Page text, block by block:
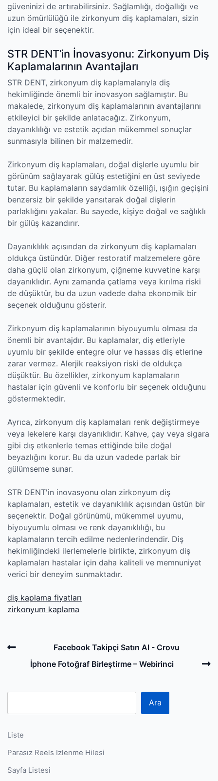
güveninizi de artırabilirsiniz. Sağlamlığı, doğallığı ve
uzun ömürlülüğü ile zirkonyum diş kaplamaları, sizin
için ideal bir seçenektir.
STR DENT’in İnovasyonu: Zirkonyum Diş
Kaplamalarının Avantajları
STR DENT, zirkonyum diş kaplamalarıyla diş
hekimliğinde önemli bir inovasyon sağlamıştır. Bu
makalede, zirkonyum diş kaplamalarının avantajlarını
etkileyici bir şekilde anlatacağız. Zirkonyum,
dayanıklılığı ve estetik açıdan mükemmel sonuçlar
sunmasıyla bilinen bir malzemedir.
Zirkonyum diş kaplamaları, doğal dişlerle uyumlu bir
görünüm sağlayarak gülüş estetiğini en üst seviyede
tutar. Bu kaplamaların saydamlık özelliği, ışığın geçişini
benzersiz bir şekilde yansıtarak doğal dişlerin
parlaklığını yakalar. Bu sayede, kişiye doğal ve sağlıklı
bir gülüş kazandırır.
Dayanıklılık açısından da zirkonyum diş kaplamaları
oldukça üstündür. Diğer restoratif malzemelere göre
daha güçlü olan zirkonyum, çiğneme kuvvetine karşı
dayanıklıdır. Aynı zamanda çatlama veya kırılma riski
de düşüktür, bu da uzun vadede daha ekonomik bir
seçenek olduğunu gösterir.
Zirkonyum diş kaplamalarının biyouyumlu olması da
önemli bir avantajdır. Bu kaplamalar, diş etleriyle
uyumlu bir şekilde entegre olur ve hassas diş etlerine
zarar vermez. Alerjik reaksiyon riski de oldukça
düşüktür. Bu özellikler, zirkonyum kaplamaların
hastalar için güvenli ve konforlu bir seçenek olduğunu
göstermektedir.
Ayrıca, zirkonyum diş kaplamaları renk değiştirmeye
veya lekelere karşı dayanıklıdır. Kahve, çay veya sigara
gibi dış etkenlerle temas ettiğinde bile doğal
beyazlığını korur. Bu da uzun vadede parlak bir
gülümseme sunar.
STR DENT'in inovasyonu olan zirkonyum diş
kaplamaları, estetik ve dayanıklılık açısından üstün bir
seçenektir. Doğal görünümü, mükemmel uyumu,
biyouyumlu olması ve renk dayanıklılığı, bu
kaplamaların tercih edilme nedenlerindendir. Diş
hekimliğindeki ilerlemelerle birlikte, zirkonyum diş
kaplamaları hastalar için daha kaliteli ve memnuniyet
verici bir deneyim sunmaktadır.
diş kaplama fiyatları
zirkonyum kaplama
Post
navigation
Previous
Facebook Takipçi Satın Al - Crovu
İphone Fotoğraf Birleştirme – Webirinci
Ara
Liste
Parasız Reels Izlenme Hilesi
Sayfa Listesi